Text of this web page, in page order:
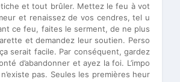
et tout brûler. Mettez le feu à vot
et renaissez de vos cendres, tel u
ce feu, faites le serment, de ne plus
et demandez leur soutien. Perso
serait facile. Par conséquent, gardez
d’abandonner et ayez la foi. L’impo
pas. Seules les premières heur